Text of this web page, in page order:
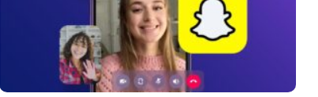
שתף מאמר זה
פייסבוק העתק קישור